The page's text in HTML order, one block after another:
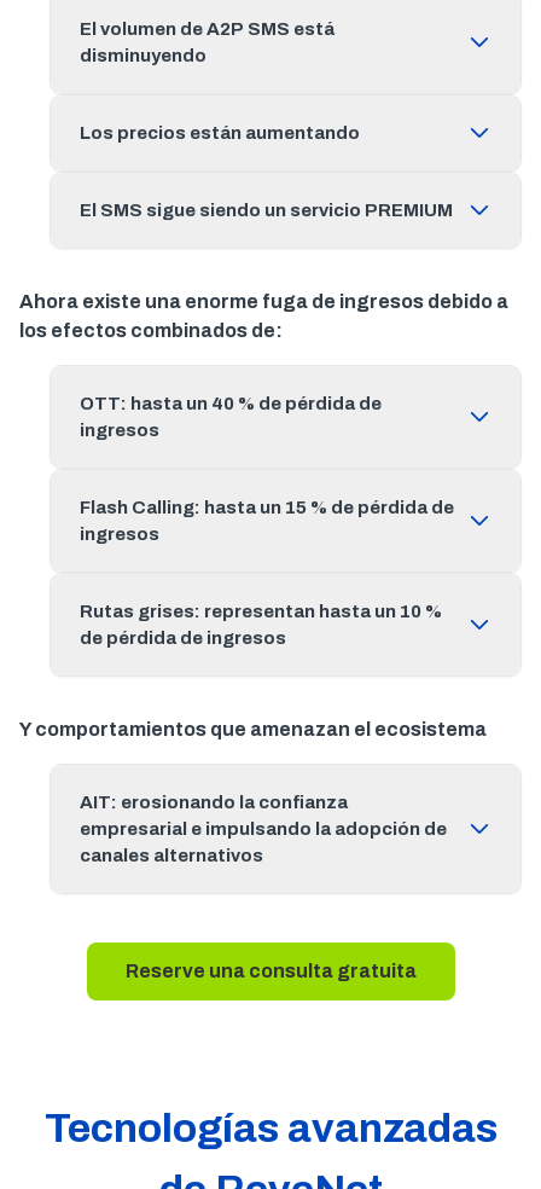
El volumen de A2P SMS está
disminuyendo
Los precios están aumentando
El SMS sigue siendo un servicio PREMIUM
Ahora existe una enorme fuga de ingresos debido a
los efectos combinados de:
OTT: hasta un 40 % de pérdida de
ingresos
Flash Calling: hasta un 15 % de pérdida de
ingresos
Rutas grises: representan hasta un 10 %
de pérdida de ingresos
Y comportamientos que amenazan el ecosistema
AIT: erosionando la confianza
empresarial e impulsando la adopción de
canales alternativos
Reserve una consulta gratuita
Tecnologías avanzadas